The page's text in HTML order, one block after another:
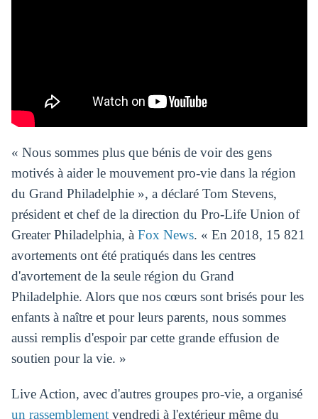
« Nous sommes plus que bénis de voir des gens
motivés à aider le mouvement pro-vie dans la région
du Grand Philadelphie », a déclaré Tom Stevens,
président et chef de la direction du Pro-Life Union of
Greater Philadelphia, à Fox News. « En 2018, 15 821
avortements ont été pratiqués dans les centres
d'avortement de la seule région du Grand
Philadelphie. Alors que nos cœurs sont brisés pour les
enfants à naître et pour leurs parents, nous sommes
aussi remplis d'espoir par cette grande effusion de
soutien pour la vie. »
Live Action, avec d'autres groupes pro-vie, a organisé
un rassemblementvendredi à l'extérieur même du